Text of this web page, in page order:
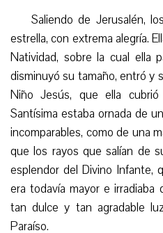
Saliendo de Jerusalén,
estrella, con extrema alegría.
Natividad, sobre la cual ella
disminuyó su tamaño, entró y
Niño Jesús, que ella
Santísima estaba ornada de
incomparables, como de una
que los rayos que salían de
esplendor del Divino Infante,
era todavía mayor e irradiaba
tan dulce y tan agradable
Paraíso.